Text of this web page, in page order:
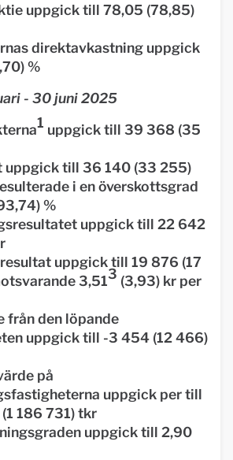
uppgick till 78,05 (78,85)
direktavkastning uppgick
%
- 30 juni 2025
1 uppgick till 39 368 (35
till 36 140 (33 255)
i en överskottsgrad
%
uppgick till 22 642
uppgick till 19 876 (17
3,513 (3,93) kr per
från den löpande
uppgick till -3 454 (12 466)
på
uppgick per till
186 731) tkr
uppgick till 2,90